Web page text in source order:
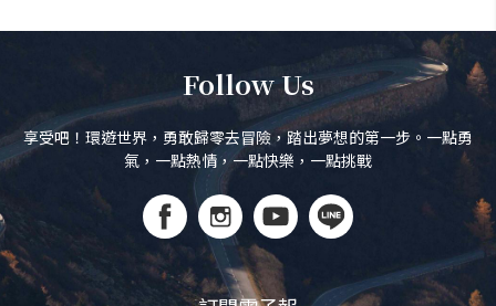
Follow Us
享受吧！環遊世界，勇敢歸零去冒險，踏出夢想的第一步。一點勇
氣，一點熱情，一點快樂，一點挑戰